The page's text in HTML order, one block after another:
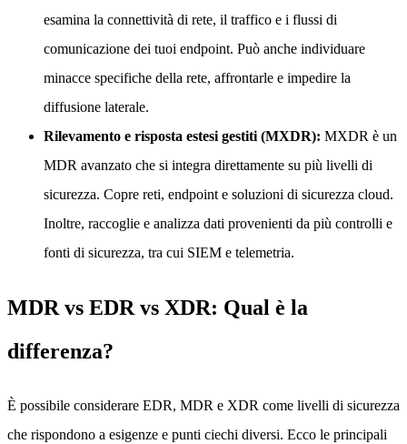
esamina la connettività di rete, il traffico e i flussi di
comunicazione dei tuoi endpoint. Può anche individuare
minacce specifiche della rete, affrontarle e impedire la
diffusione laterale.
Rilevamento e risposta estesi gestiti (MXDR): MXDR è un
MDR avanzato che si integra direttamente su più livelli di
sicurezza. Copre reti, endpoint e soluzioni di sicurezza cloud.
Inoltre, raccoglie e analizza dati provenienti da più controlli e
fonti di sicurezza, tra cui SIEM e telemetria.
MDR vs EDR vs XDR: Qual è la
differenza?
È possibile considerare EDR, MDR e XDR come livelli di sicurezza
che rispondono a esigenze e punti ciechi diversi. Ecco le principali